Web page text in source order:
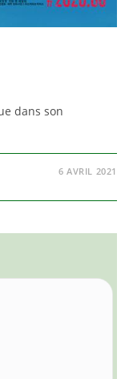
dans son
6 AVRIL 2021